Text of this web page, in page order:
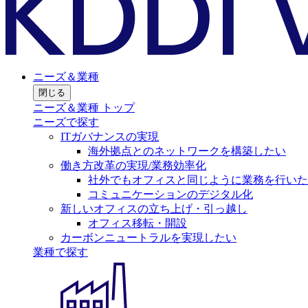
ニーズ＆業種
閉じる
ニーズ＆業種 トップ
ニーズで探す
ITガバナンスの実現
海外拠点とのネットワークを構築したい
働き方改革の実現/業務効率化
社外でもオフィスと同じように業務を行い
コミュニケーションのデジタル化
新しいオフィスの立ち上げ・引っ越し
オフィス移転・開設
カーボンニュートラルを実現したい
業種で探す